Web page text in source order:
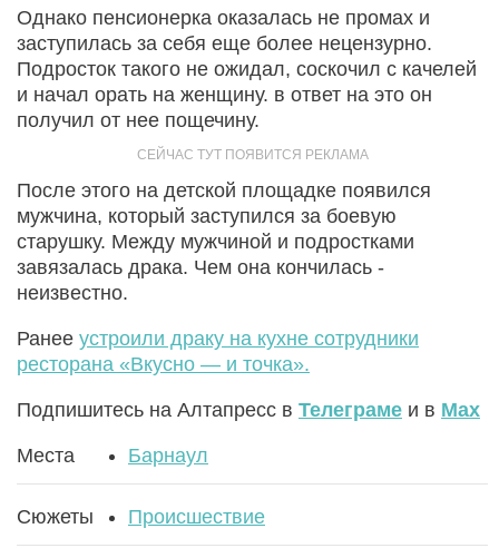
Однако пенсионерка оказалась не промах и
заступилась за себя еще более нецензурно.
Подросток такого не ожидал, соскочил с качелей
и начал орать на женщину. в ответ на это он
получил от нее пощечину.
После этого на детской площадке появился
мужчина, который заступился за боевую
старушку. Между мужчиной и подростками
завязалась драка. Чем она кончилась -
неизвестно.
Ранее устроили драку на кухне сотрудники
ресторана «Вкусно — и точка».
Подпишитесь на Алтапресс в Телеграме и в Max
Места Барнаул
Сюжеты Происшествие